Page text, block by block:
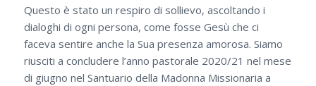
Questo è stato un respiro di sollievo, ascoltando i
dialoghi di ogni persona, come fosse Gesù che ci
faceva sentire anche la Sua presenza amorosa. Siamo
riusciti a concludere l’anno pastorale 2020/21 nel mese
di giugno nel Santuario della Madonna Missionaria a